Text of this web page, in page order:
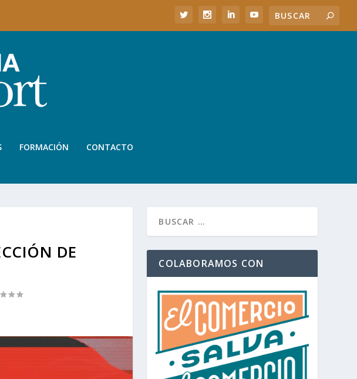
FORMACIÓN CONTACTO
DE
COLABORAMOS CON